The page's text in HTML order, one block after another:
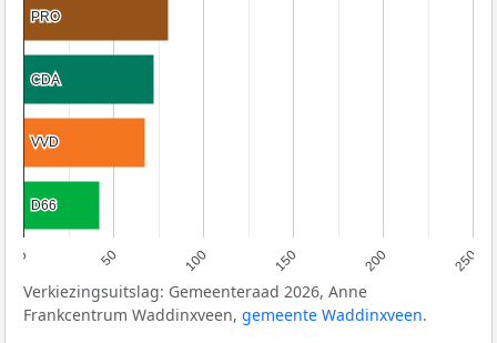
0 50 100 150 200 250
PRO
PRO
CDA
CDA
VVD
VVD
D66
D66
Verkiezingsuitslag: Gemeenteraad 2026, Anne
Frankcentrum Waddinxveen, gemeente Waddinxveen.